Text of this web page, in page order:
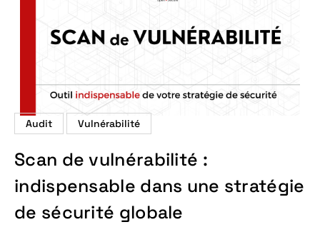
Audit Vulnérabilité
Scan de vulnérabilité :
indispensable dans une stratégie
de sécurité globale